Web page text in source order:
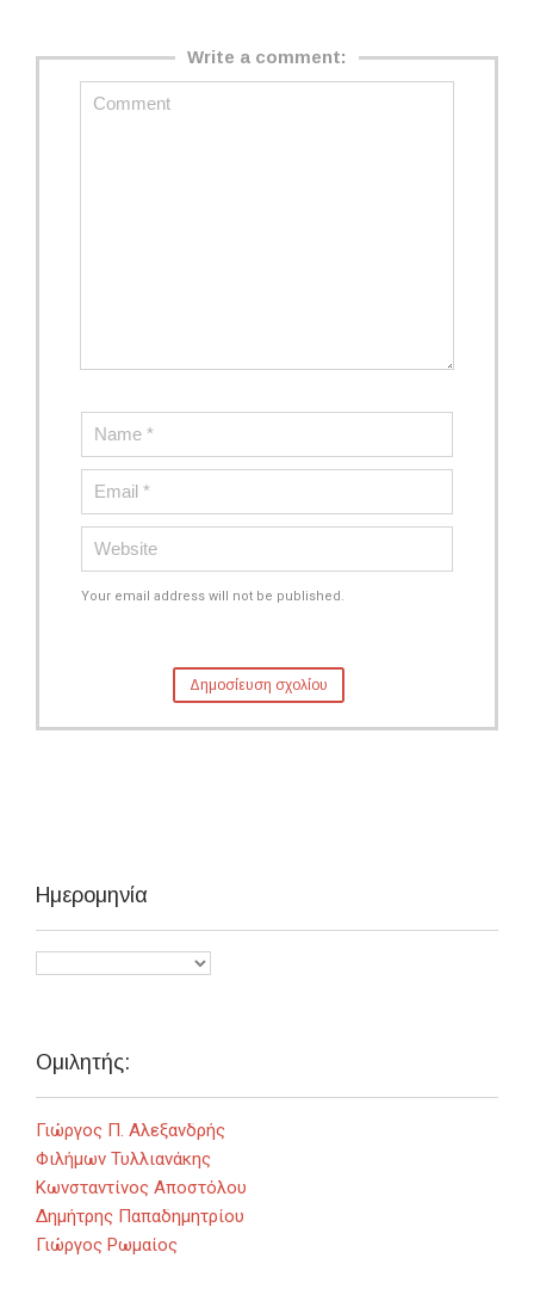
Write a comment:
Your email address will not be published.
Ημερομηνία
Ομιλητής:
Γιώργος Π. Αλεξανδρής
Φιλήμων Τυλλιανάκης
Κωνσταντίνος Αποστόλου
Δημήτρης Παπαδημητρίου
Γιώργος Ρωμαίος